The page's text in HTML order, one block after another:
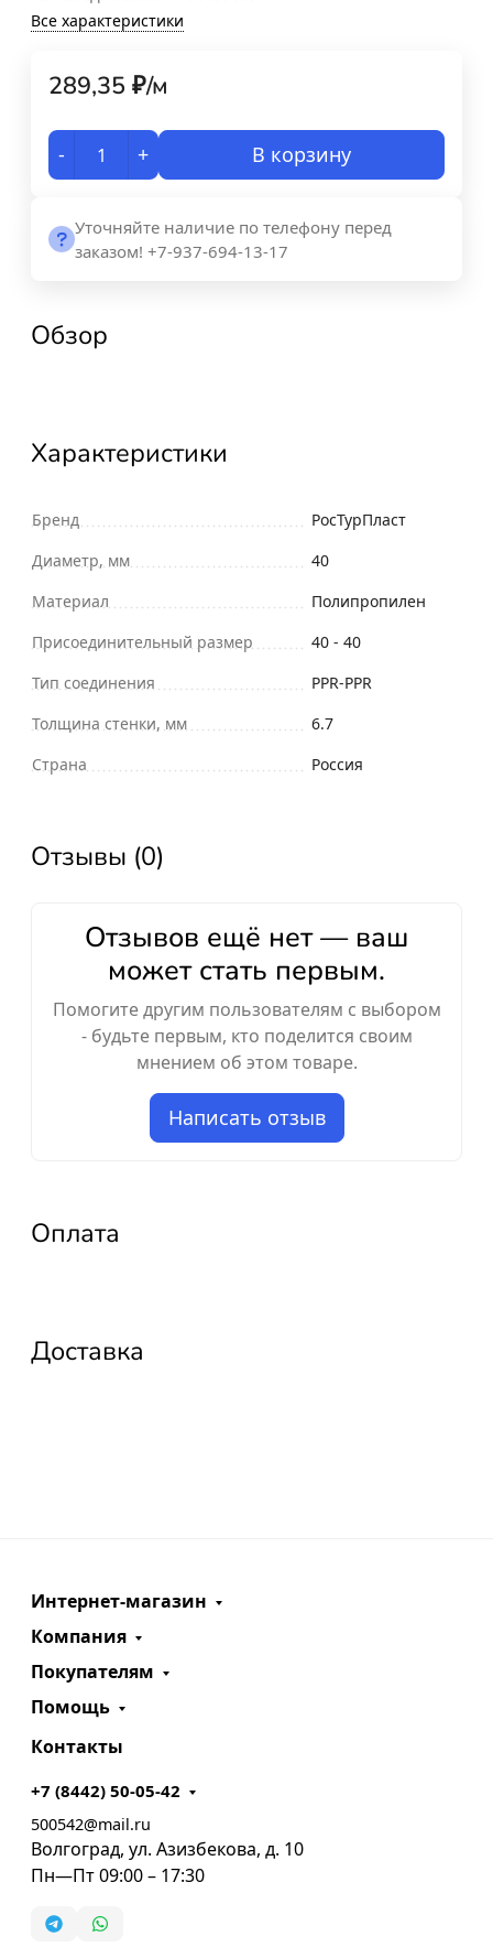
Все характеристики
289,35 ₽/м
- + В корзину
Уточняйте наличие по телефону перед
заказом! +7-937-694-13-17
Обзор
Характеристики
Бренд
РосТурПласт
Диаметр, мм
40
Материал
Полипропилен
Присоединительный размер
40 - 40
Тип соединения
PPR-PPR
Толщина стенки, мм
6.7
Страна
Россия
Отзывы (0)
Отзывов ещё нет — ваш
может стать первым.
Помогите другим пользователям с выбором
- будьте первым, кто поделится своим
мнением об этом товаре.
Написать отзыв
Оплата
Доставка
Интернет-магазин
Компания
Покупателям
Помощь
Контакты
+7 (8442) 50-05-42
500542@mail.ru
Волгоград, ул. Азизбекова, д. 10
Пн—Пт 09:00 – 17:30